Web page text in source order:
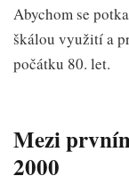
Abychom se
škálou využití a
počátku 80. let.
Mezi
2000